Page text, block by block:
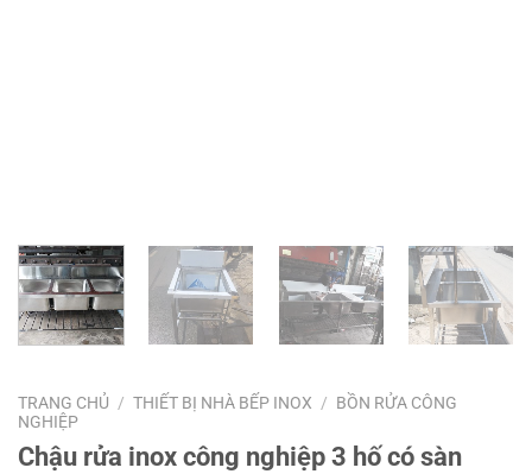
TRANG CHỦ / THIẾT BỊ NHÀ BẾP INOX / BỒN RỬA CÔNG
NGHIỆP
Chậu rửa inox công nghiệp 3 hố có sàn